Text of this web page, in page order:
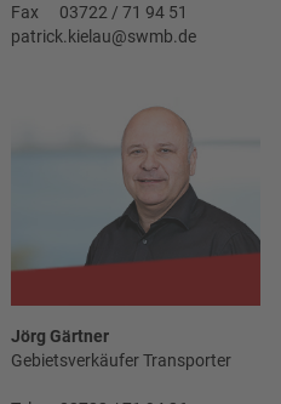
Fax
03722 / 71 94 51
patrick.kielau@swmb.de
Jörg Gärtner
Gebietsverkäufer Transporter